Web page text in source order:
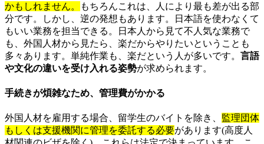
かもしれません。
もちろんこれは、人により最も差が出る部
分です。しかし、逆の発想もあります。日本語を使わなくて
もいい業務を担当できる。日本人から見て不人気な業務で
も、外国人材から見たら、楽だからやりたいということも
多々あります。単純作業も、楽だという人が多いです。 言語
や文化の違いを受け入れる姿勢が求められます。
手続きが煩雑なため、管理費がかかる
外国人材を雇用する場合、留学生のバイトを除き、 監理団体
もしくは支援機関に管理を委託する必要があります(高度人